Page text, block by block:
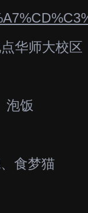
华师大校区
泡饭
食梦猫